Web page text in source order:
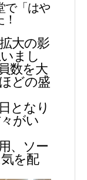
で「はや
大の影
まし
数を大
どの盛
となり
がい
、ソー
を配